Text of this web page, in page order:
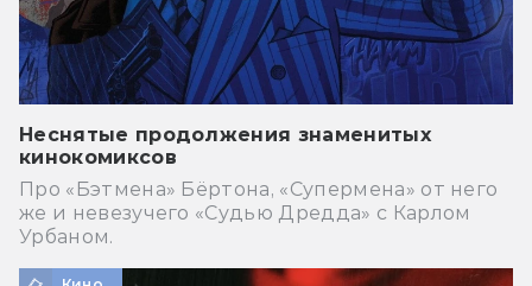
Неснятые продолжения знаменитых
кинокомиксов
Про «Бэтмена» Бёртона, «Супермена» от него
же и невезучего «Судью Дредда» с Карлом
Урбаном.